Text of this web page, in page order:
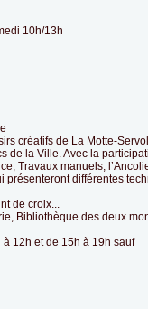
10h/13h
créatifs de La Motte-
de la Ville. Avec la
Travaux manuels,
présenteront différentes
de croix...
Bibliothèque des deux
12h et de 15h à 19h sauf